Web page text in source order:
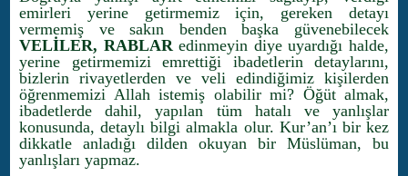
emirleri yerine getirmemiz için, gereken detayı
vermemiş ve sakın benden başka güvenebilecek
VELİLER, RABLARedinmeyin diye uyardığı halde,
yerine getirmemizi emrettiği ibadetlerin detaylarını,
bizlerin rivayetlerden ve veli edindiğimiz kişilerden
öğrenmemizi Allah istemiş olabilir mi? Öğüt almak,
ibadetlerde dahil, yapılan tüm hatalı ve yanlışlar
konusunda, detaylı bilgi almakla olur. Kur’an’ı bir kez
dikkatle anladığı dilden okuyan bir Müslüman, bu
yanlışları yapmaz.